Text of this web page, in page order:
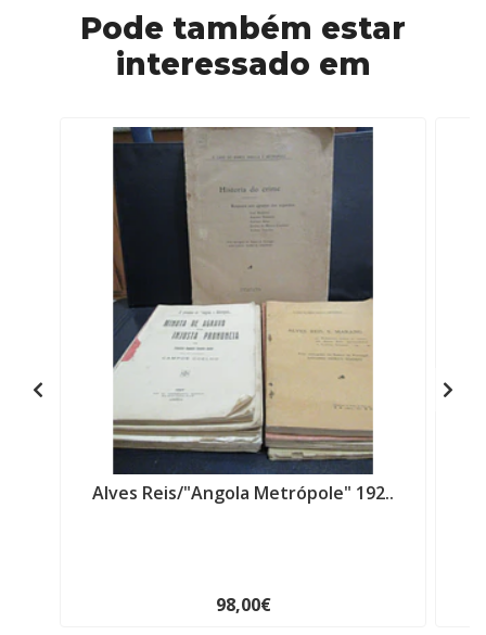
Pode também estar
interessado em
Alves Reis/"Angola Metrópole" 192..
98,00€